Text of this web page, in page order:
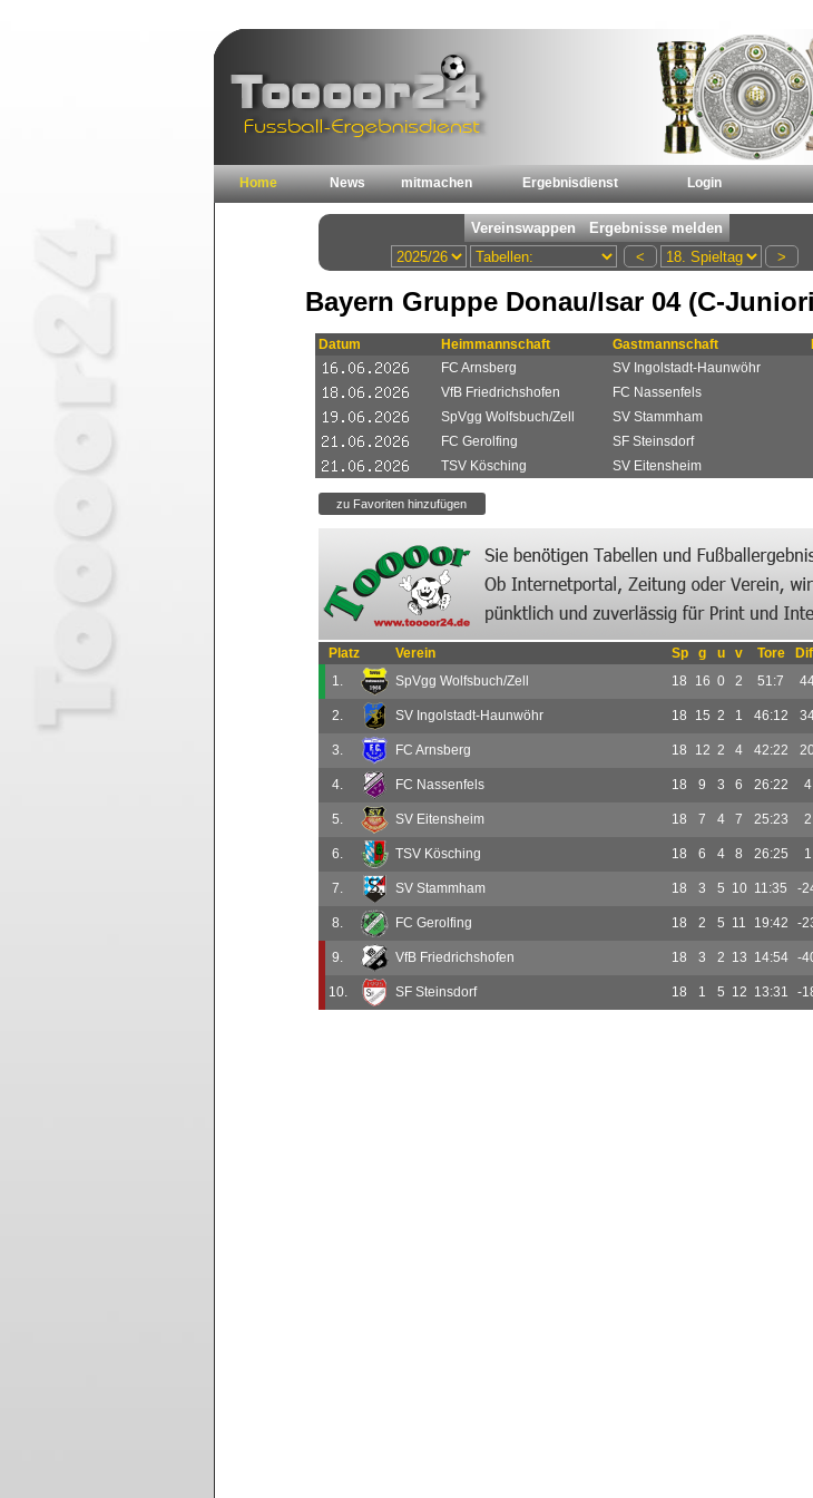
Home News mitmachen Ergebnisdienst Login
Bayern Gruppe Donau/Isar 04 (C-
Datum Heimmannschaft Gastmannschaft
FC Arnsberg
SV Ingolstadt-Haunwöhr
VfB Friedrichshofen
FC Nassenfels
SpVgg Wolfsbuch/Zell
SV Stammham
FC Gerolfing
SF Steinsdorf
TSV Kösching
SV Eitensheim
Platz Verein Sp g u v Tore
1.
SpVgg Wolfsbuch/Zell 18 16 0 2 51:7
2. SV Ingolstadt-Haunwöhr 18 15 2 1 46:12
3. FC Arnsberg 18 12 2 4 42:22
4. FC Nassenfels 18 9 3 6 26:22 4
5. SV Eitensheim 18 7 4 7 25:23 2
6. TSV Kösching 18 6 4 8 26:25 1
7. SV Stammham 18 3 5 10 11:35 -
8. FC Gerolfing 18 2 5 11 19:42 -
9. VfB Friedrichshofen 18 3 2 13 14:54 -
10. SF Steinsdorf 18 1 5 12 13:31 -